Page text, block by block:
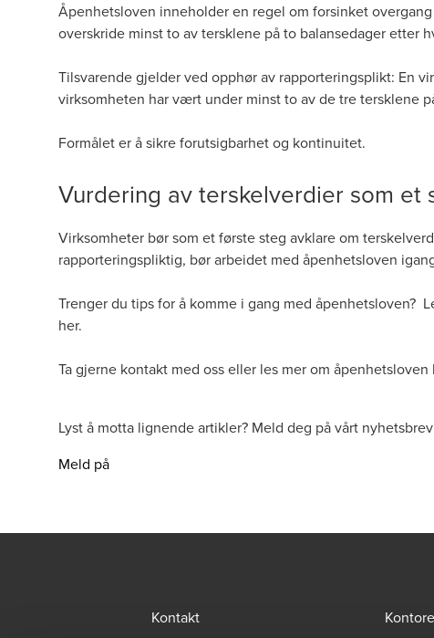
Åpenhetsloven inneholder en regel om forsinket
overskride minst to av tersklene på to balansedager etter
Tilsvarende gjelder ved opphør av rapporteringsplikt: En
virksomheten har vært under minst to av de tre tersklene
Formålet er å sikre forutsigbarhet og kontinuitet.
Vurdering av terskelverdier som et
Virksomheter bør som et første steg avklare om
rapporteringspliktig, bør arbeidet med åpenhetsloven
Trenger du tips for å komme i gang med åpenhetsloven?
her.
Ta gjerne kontakt med oss eller les mer om åpenhetsloven
Lyst å motta lignende artikler? Meld deg på vårt
Meld på
Kontakt